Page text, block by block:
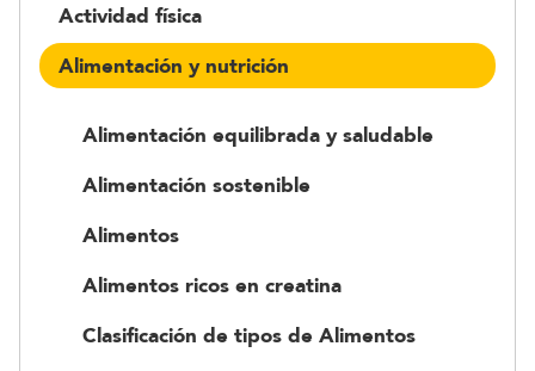
Actividad física
Alimentación y nutrición
Alimentación equilibrada y saludable
Alimentación sostenible
Alimentos
Alimentos ricos en creatina
Clasificación de tipos de Alimentos